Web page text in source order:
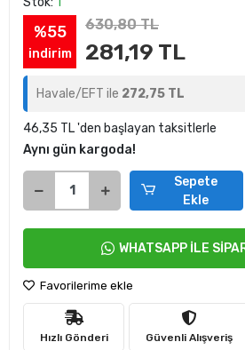
%55
indirim
630,80 TL
281,19 TL
Havale/EFT ile 272,75 TL
46,35 TL 'den başlayan taksitlerle
Aynı gün kargoda!
Sepete
Ekle
WHATSAPP İLE
Favorilerime ekle
Hızlı Gönderi Güvenli Alışveriş